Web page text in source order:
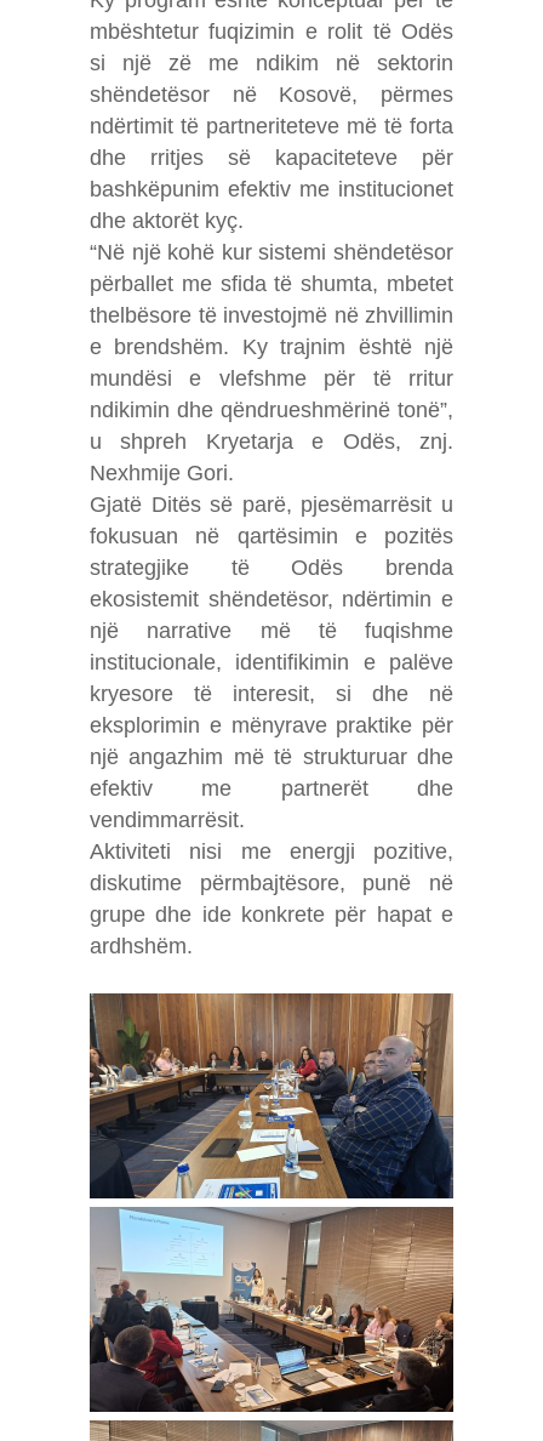
mbështetur fuqizimin e rolit të Odës
si një zë me ndikim në sektorin
shëndetësor në Kosovë, përmes
ndërtimit të partneriteteve më të forta
dhe rritjes së kapaciteteve për
bashkëpunim efektiv me institucionet
dhe aktorët kyç.
“Në një kohë kur sistemi shëndetësor
përballet me sfida të shumta, mbetet
thelbësore të investojmë në zhvillimin
e brendshëm. Ky trajnim është një
mundësi e vlefshme për të rritur
ndikimin dhe qëndrueshmërinë tonë”,
u shpreh Kryetarja e Odës, znj.
Nexhmije Gori.
Gjatë Ditës së parë, pjesëmarrësit u
fokusuan në qartësimin e pozitës
strategjike të Odës brenda
ekosistemit shëndetësor, ndërtimin e
një narrative më të fuqishme
institucionale, identifikimin e palëve
kryesore të interesit, si dhe në
eksplorimin e mënyrave praktike për
një angazhim më të strukturuar dhe
efektiv me partnerët dhe
vendimmarrësit.
Aktiviteti nisi me energji pozitive,
diskutime përmbajtësore, punë në
grupe dhe ide konkrete për hapat e
ardhshëm.